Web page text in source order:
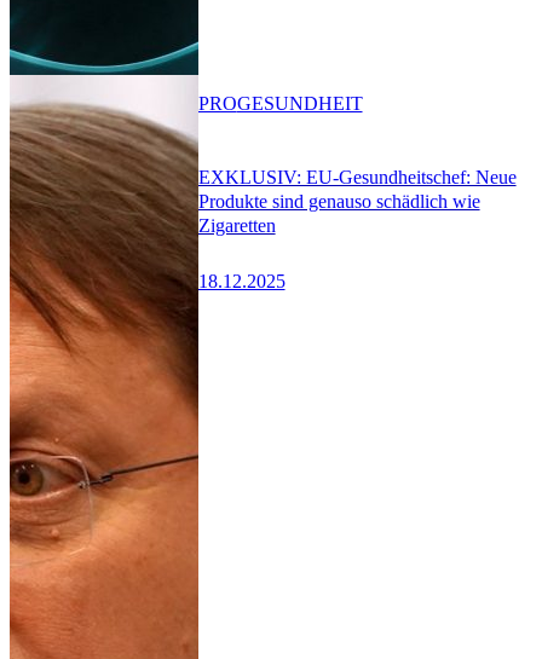
EXKLUSIV: EU-Gesundheitschef: Neue
Produkte sind genauso schädlich wie
Zigaretten
18.12.2025
PROGESUNDHEIT